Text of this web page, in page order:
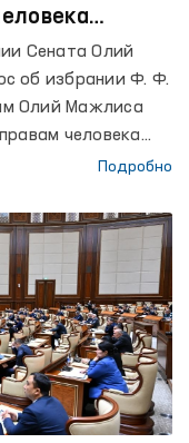
Сената Олий
об избрании Ф. Ф.
Олий Мажлиса
человека
Подробно